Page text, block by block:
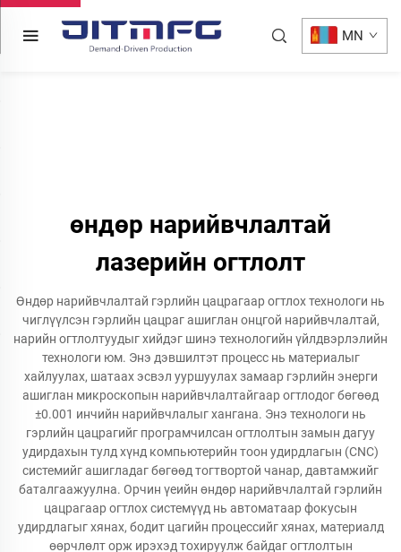
MN
өндөр нарийвчлалтай
лазерийн огтлолт
Өндөр нарийвчлалтай гэрлийн цацрагаар огтлох технологи нь
чиглүүлсэн гэрлийн цацраг ашиглан онцгой нарийвчлалтай,
нарийн огтлолтуудыг хийдэг шинэ технологийн үйлдвэрлэлийн
технологи юм. Энэ дэвшилтэт процесс нь материалыг
хайлуулах, шатаах эсвэл ууршуулах замаар гэрлийн энерги
ашиглан микроскопын нарийвчлалтайгаар огтлодог бөгөөд
±0.001 инчийн нарийвчлалыг хангана. Энэ технологи нь
гэрлийн цацрагийг програмчилсан огтлолтын замын дагуу
удирдахын тулд хүнд компьютерийн тоон удирдлагын (CNC)
системийг ашигладаг бөгөөд тогтвортой чанар, давтамжийг
баталгаажуулна. Орчин үеийн өндөр нарийвчлалтай гэрлийн
цацрагаар огтлох системүүд нь автоматаар фокусын
удирдлагыг хянах, бодит цагийн процессийг хянах, материалд
өөрчлөлт орж ирэхэд тохируулж байдаг огтлолтын